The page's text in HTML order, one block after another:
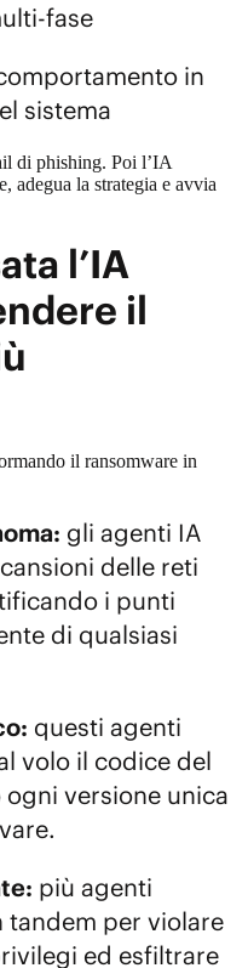
fase
in
sistema
di phishing. Poi l’IA
adegua la strategia e avvia
l’IA
il
il ransomware in
gli agenti IA
delle reti
i punti
di qualsiasi
questi agenti
volo il codice del
versione unica
più agenti
tandem per violare
ed esfiltrare